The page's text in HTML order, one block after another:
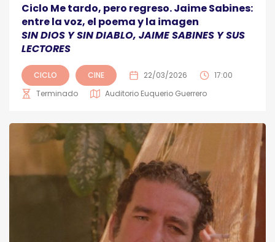
Ciclo Me tardo, pero regreso. Jaime Sabines:
entre la voz, el poema y la imagen
SIN DIOS Y SIN DIABLO, JAIME SABINES Y SUS
LECTORES
CICLO CINE 22/03/2026
17:00
Terminado
Auditorio Euquerio Guerrero